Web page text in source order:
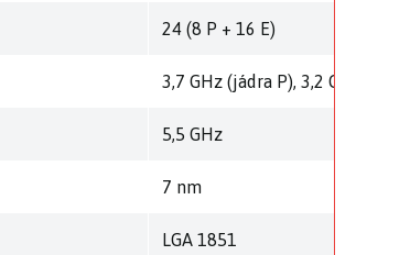
24 (8 P + 16 E)
3,7 GHz (jádra P), 3,2 GHz
5,5 GHz
7 nm
LGA 1851